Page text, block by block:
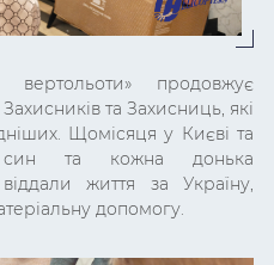
вертольоти» продовжує
та Захисниць, які
Щомісяця у Києві та
та кожна донька
віддали життя за Україну,
допомогу.